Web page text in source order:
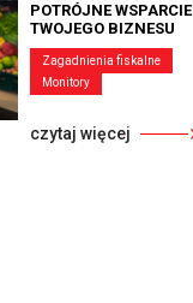
POTRÓJNE WSPARCIE
TWOJEGO BIZNESU
Zagadnienia fiskalne
Monitory
czytaj więcej